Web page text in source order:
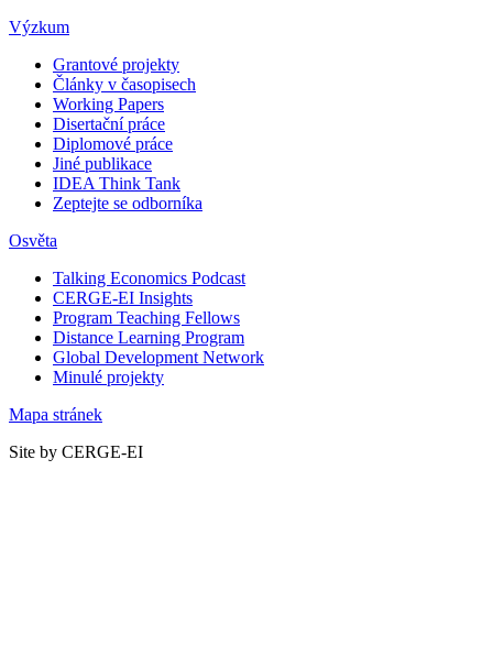
Výzkum
Grantové projekty
Články v časopisech
Working Papers
Disertační práce
Diplomové práce
Jiné publikace
IDEA Think Tank
Zeptejte se odborníka
Osvěta
Talking Economics Podcast
CERGE-EI Insights
Program Teaching Fellows
Distance Learning Program
Global Development Network
Minulé projekty
Mapa stránek
Site by CERGE-EI